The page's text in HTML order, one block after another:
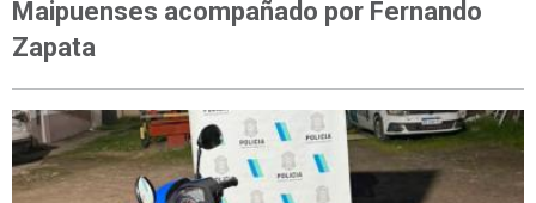
Maipuenses acompañado por Fernando
Zapata